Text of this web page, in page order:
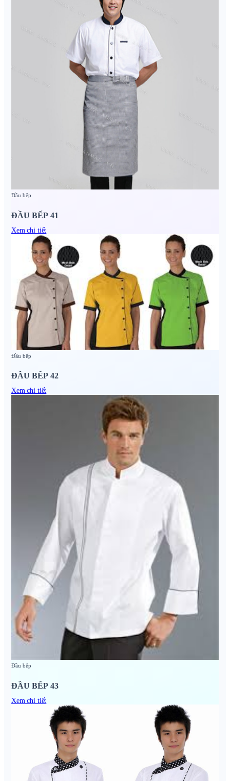
Đầu bếp
ĐẦU BẾP 41
Xem chi tiết
Đầu bếp
ĐẦU BẾP 42
Xem chi tiết
Đầu bếp
ĐẦU BẾP 43
Xem chi tiết